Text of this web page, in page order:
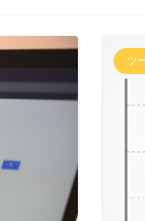
ツ